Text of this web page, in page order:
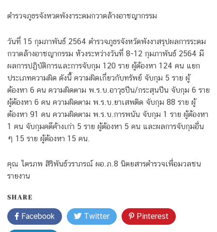
ตำรวจภูธรจังหวดพังงาระดมกวาดล้างอาชญากรรม
วันที่ 15 กุมภาพันธ์ 2564 ตำรวจภูธรจังหวัดพังงาสรุปผลการระดม
กวาดล้างอาชญากรรม ห้วงระหว่างวันที่ 8-12 กุมภาพันธ์ 2564 มี
ผลการปฏิบัติการและการจับกุม 120 ราย ผู้ต้องหา 124 คน แยก
ประเภทความผิด ดังนี้ ความผิดเกี่ยวกับทรัพย์ จับกุม 5 ราย ผู้
ต้องหา 6 คน ความผิดตาม พ.ร.บ.อาวุธปืน/กระสุนปืน จับกุม 6 ราย
ผู้ต้องหา 6 คน ความผิดตาม พ.ร.บ.ยาเสพติด จับกุม 88 ราย ผู้
ต้องหา 91 คน ความผิดตาม พ.ร.บ.การพนัน จับกุม 1 ราย ผู้ต้องหา
1 คน จับกุมคดีค้างเก่า 5 ราย ผู้ต้องหา 5 คน และผลการจับกุมอื่น
ๆ 15 ราย ผู้ต้องหา 15 คน.
คุณ ไตรภพ สิริพันธ์วราภรณ์ ผอ.ภ.8 นิตยสารตำรวจเพื่อมวลชน
รายงาน
SHARE
Facebook Twitter Pinterest